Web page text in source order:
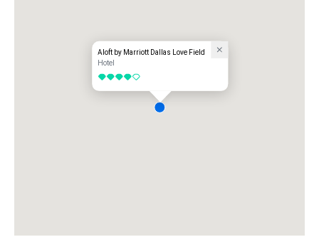
Aloft by Marriott Dallas Love Field
Hotel
4 von 5